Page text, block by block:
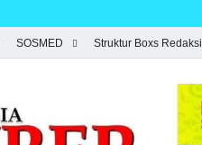
SOSMED Struktur Boxs Redaksi